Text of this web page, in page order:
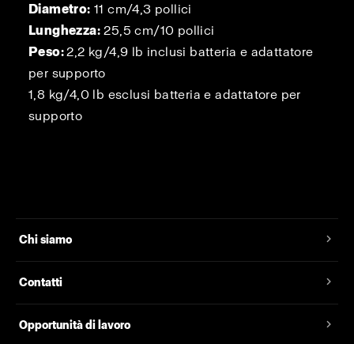
Diametro: 11 cm/4,3 pollici
Lunghezza: 25,5 cm/10 pollici
Peso:2,2 kg/4,9 lb inclusi batteria e adattatore
per supporto
1,8 kg/4,0 lb esclusi batteria e adattatore per
supporto
Chi siamo
Contatti
Opportunità di lavoro